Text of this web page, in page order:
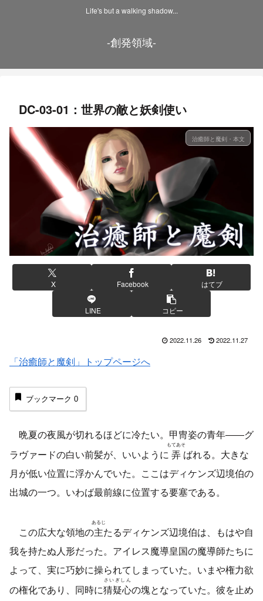
Life's but a walking shadow...
-創発領域-
DC-03-01：世界の敵と妖剣使い
治癒師と魔剣・本文
X Facebook はてブ
LINE コピー
2022.11.26 2022.11.27
「治癒師と魔剣」トップページへ
ブックマーク 0
晩夏の夜風が切れるほどに冷たい。甲冑姿の青年――グ
ラヴァードの白い前髪が、いいように 弄
もてあそ
ばれる。大きな
月が低い位置に浮かんでいた。ここはディケンズ辺境伯の
出城の一つ。いわば最前線に位置する要塞である。
この広大な領地の主
あるじ
たるディケンズ辺境伯は、もはや自
我を持たぬ人形だった。アイレス魔導皇国の魔導師たちに
よって、実に巧妙に操られてしまっていた。いまや権力欲
の権化であり、同時に猜疑心
さいぎしん
の塊となっていた。彼を止め